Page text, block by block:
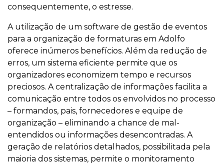
consequentemente, o estresse.
A utilização de um software de gestão de eventos
para a organização de formaturas em Adolfo
oferece inúmeros benefícios. Além da redução de
erros, um sistema eficiente permite que os
organizadores economizem tempo e recursos
preciosos. A centralização de informações facilita a
comunicação entre todos os envolvidos no processo
– formandos, pais, fornecedores e equipe de
organização – eliminando a chance de mal-
entendidos ou informações desencontradas. A
geração de relatórios detalhados, possibilitada pela
maioria dos sistemas, permite o monitoramento